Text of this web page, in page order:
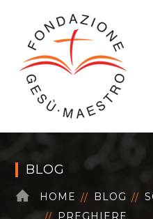
BLOG
HOME BLOG
PREGHIERE